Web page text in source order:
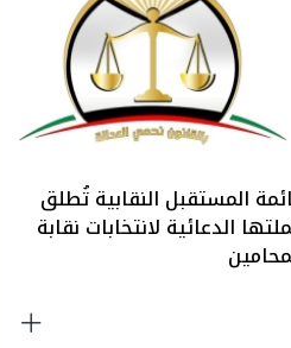
المستقبل النقابية تُطلق
الدعائية لانتخابات نقابة